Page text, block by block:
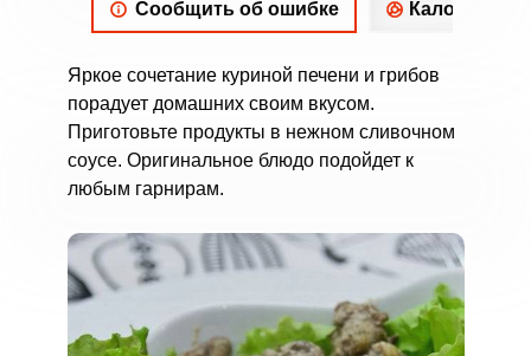
Сообщить об ошибке
Яркое сочетание куриной печени и грибов
порадует домашних своим вкусом.
Приготовьте продукты в нежном сливочном
соусе. Оригинальное блюдо подойдет к
любым гарнирам.